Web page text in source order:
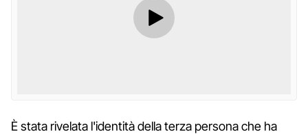
È stata rivelata l'identità della terza persona che ha